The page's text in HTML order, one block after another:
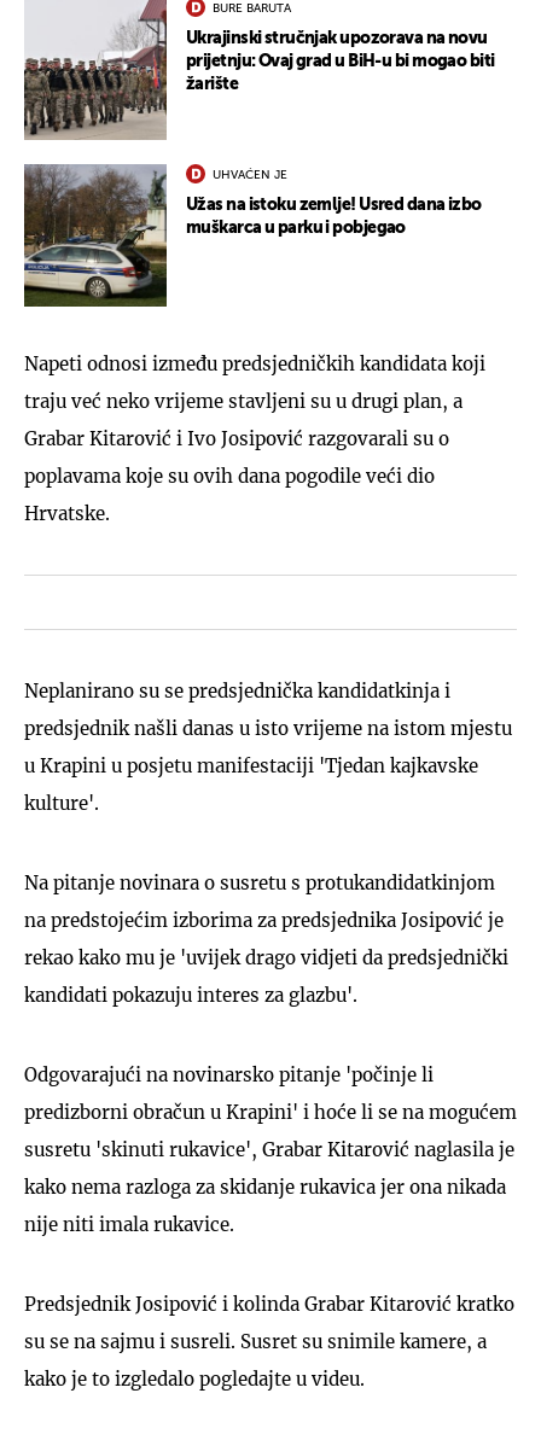
BURE BARUTA
Ukrajinski stručnjak upozorava na novu
prijetnju: Ovaj grad u BiH-u bi mogao biti
žarište
UHVAĆEN JE
Užas na istoku zemlje! Usred dana izbo
muškarca u parku i pobjegao
Napeti odnosi između predsjedničkih kandidata koji
traju već neko vrijeme stavljeni su u drugi plan, a
Grabar Kitarović i Ivo Josipović razgovarali su o
poplavama koje su ovih dana pogodile veći dio
Hrvatske.
Neplanirano su se predsjednička kandidatkinja i
predsjednik našli danas u isto vrijeme na istom mjestu
u Krapini u posjetu manifestaciji 'Tjedan kajkavske
kulture'.
Na pitanje novinara o susretu s protukandidatkinjom
na predstojećim izborima za predsjednika Josipović je
rekao kako mu je 'uvijek drago vidjeti da predsjednički
kandidati pokazuju interes za glazbu'.
Odgovarajući na novinarsko pitanje 'počinje li
predizborni obračun u Krapini' i hoće li se na mogućem
susretu 'skinuti rukavice', Grabar Kitarović naglasila je
kako nema razloga za skidanje rukavica jer ona nikada
nije niti imala rukavice.
Predsjednik Josipović i kolinda Grabar Kitarović kratko
su se na sajmu i susreli. Susret su snimile kamere, a
kako je to izgledalo pogledajte u videu.